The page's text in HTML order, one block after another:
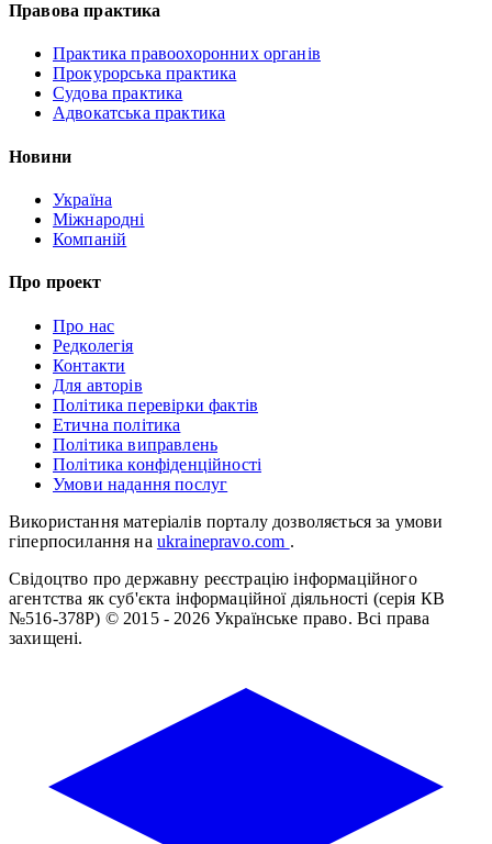
Правова практика
Практика правоохоронних органів
Прокурорська практика
Судова практика
Адвокатська практика
Новини
Україна
Міжнародні
Компаній
Про проект
Про нас
Редколегія
Контакти
Для авторів
Політика перевірки фактів
Етична політика
Політика виправлень
Політика конфіденційності
Умови надання послуг
Використання матеріалів порталу дозволяється за умови
гіперпосилання на ukrainepravo.com .
Свідоцтво про державну реєстрацію інформаційного
агентства як суб'єкта інформаційної діяльності (серія КВ
№516-378Р) © 2015 - 2026 Українське право. Всі права
захищені.